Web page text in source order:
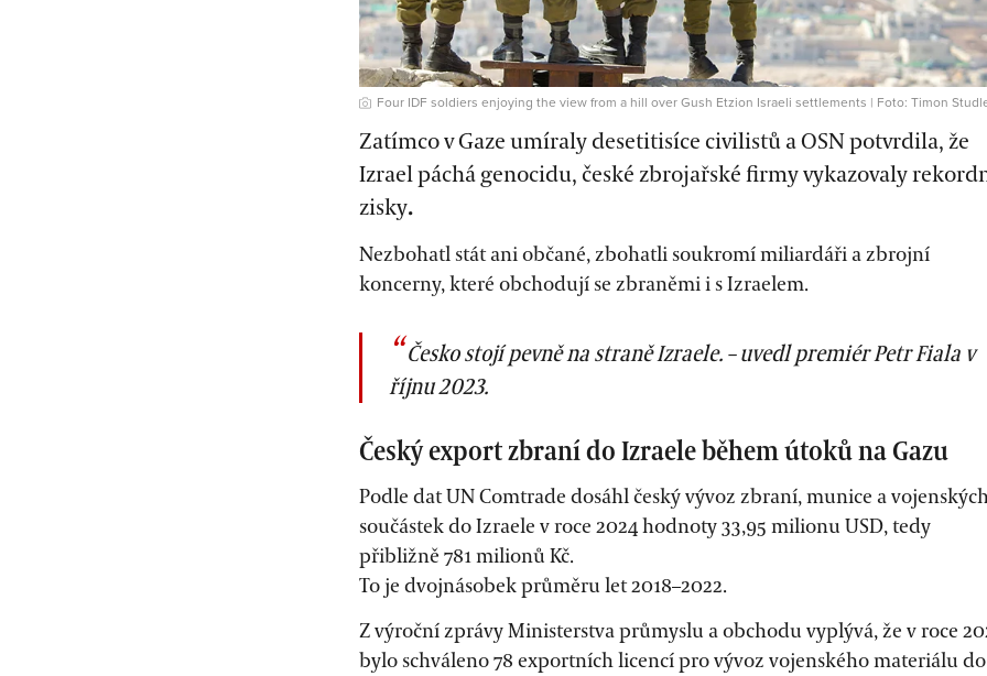
Four IDF soldiers enjoying the view from a hill over Gush Etzion Israeli settlements | Foto: Timon
Zatímco v Gaze umíraly desetitisíce civilistů a OSN potvrdila, že
Izrael páchá genocidu, české zbrojařské firmy vykazovaly
zisky.
Nezbohatl stát ani občané, zbohatli soukromí miliardáři a zbrojní
koncerny, které obchodují se zbraněmi i s Izraelem.
Česko stojí pevně na straně Izraele. – uvedl premiér Petr Fiala v
říjnu 2023.
Český export zbraní do Izraele během útoků na Gazu
Podle dat UN Comtrade dosáhl český vývoz zbraní, munice a
součástek do Izraele v roce 2024 hodnoty 33,95 milionu USD, tedy
přibližně 781 milionů Kč.
To je dvojnásobek průměru let 2018–2022.
Z výroční zprávy Ministerstva průmyslu a obchodu vyplývá, že v roce
bylo schváleno 78 exportních licencí pro vývoz vojenského materiálu do